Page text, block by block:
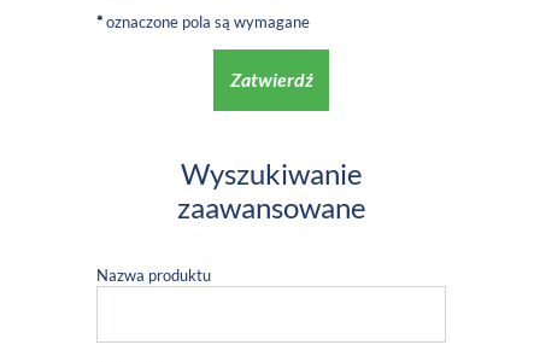
*oznaczone pola są wymagane
Zatwierdź
Wyszukiwanie
zaawansowane
Nazwa produktu